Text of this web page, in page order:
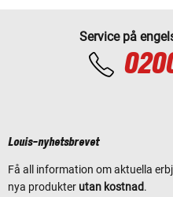
Service på
Louis-nyhetsbrevet
Få all information om aktuella
nya produkter utan kostnad.